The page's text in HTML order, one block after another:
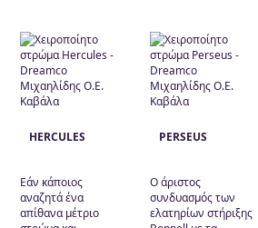
HERCULES
Εάν κάποιος
αναζητά ένα
απίθανα μέτριο
PERSEUS
Ο άριστος
συνδυασμός των
ελατηρίων στήριξης